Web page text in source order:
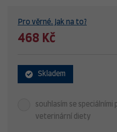
Pro věrné. Jak na to?
468 Kč
Skladem
souhlasím se speciálními
veterinární diety